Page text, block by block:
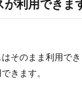
が利用できま
そのまま利用でき
きます。